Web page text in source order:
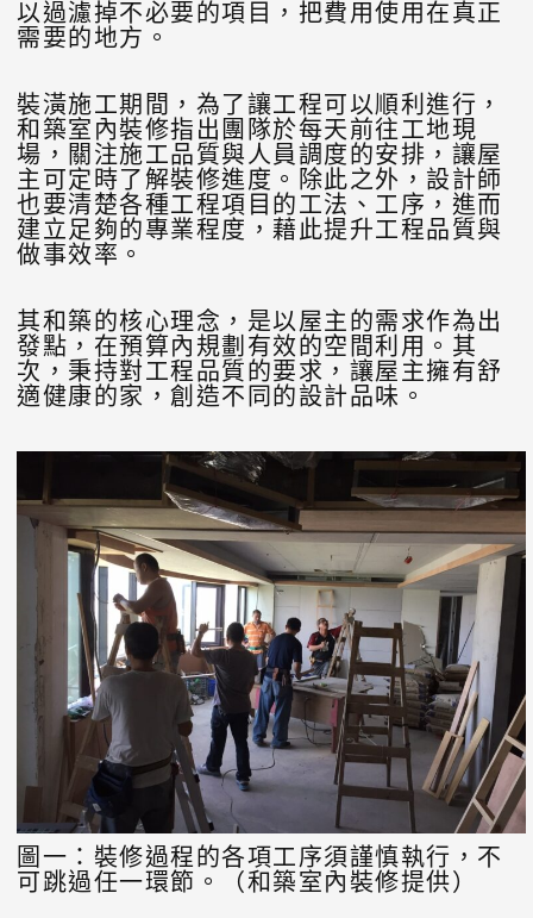
以過濾掉不必要的項目，把費用使用在真正
需要的地方。
裝潢施工期間，為了讓工程可以順利進行，
和築室內裝修指出團隊於每天前往工地現
場，關注施工品質與人員調度的安排，讓屋
主可定時了解裝修進度。除此之外，設計師
也要清楚各種工程項目的工法、工序，進而
建立足夠的專業程度，藉此提升工程品質與
做事效率。
其和築的核心理念，是以屋主的需求作為出
發點，在預算內規劃有效的空間利用。其
次，秉持對工程品質的要求，讓屋主擁有舒
適健康的家，創造不同的設計品味。
圖一：裝修過程的各項工序須謹慎執行，不
可跳過任一環節。（和築室內裝修提供）